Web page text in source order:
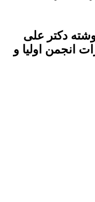
دکتر علی
انجمن اولیا و